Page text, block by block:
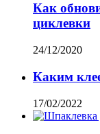
Как
циклевки
24/12/2020
Каким
17/02/2022